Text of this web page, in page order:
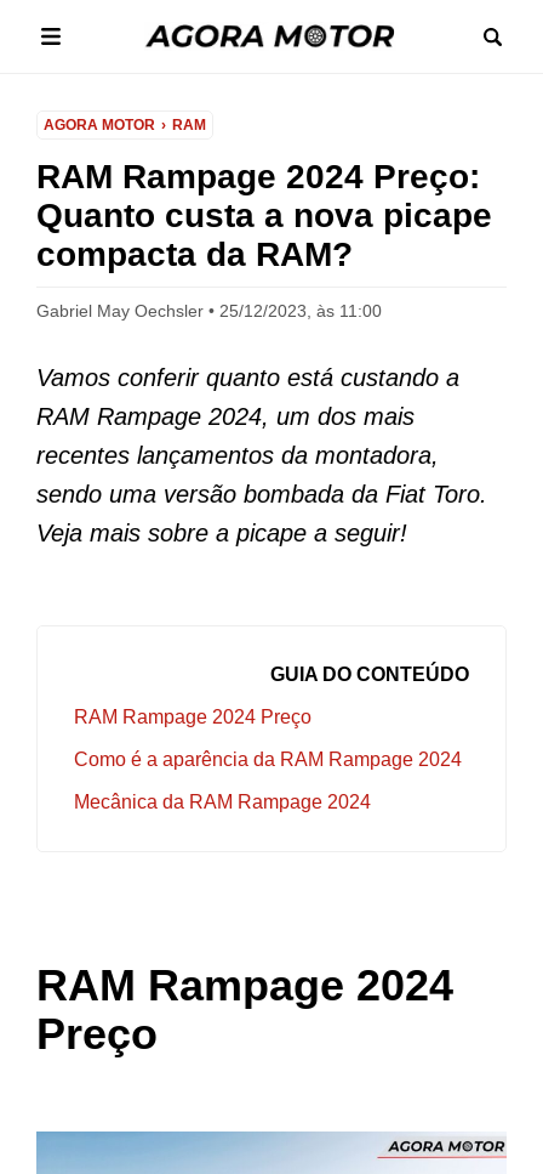
AGORA MOTOR RAM
RAM Rampage 2024 Preço:
Quanto custa a nova picape
compacta da RAM?
Gabriel May Oechsler 25/12/2023, às 11:00
Vamos conferir quanto está custando a
RAM Rampage 2024, um dos mais
recentes lançamentos da montadora,
sendo uma versão bombada da Fiat Toro.
Veja mais sobre a picape a seguir!
GUIA DO CONTEÚDO
RAM Rampage 2024 Preço
Como é a aparência da RAM Rampage 2024
Mecânica da RAM Rampage 2024
RAM Rampage 2024
Preço